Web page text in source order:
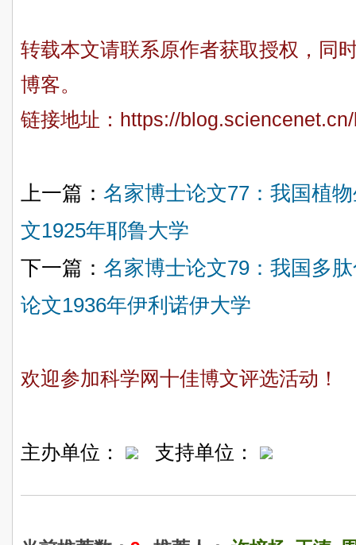
转载本文请联系原作者获取授权，同
博客。
链接地址： https://
上一篇： 名家博士论文77：我国植
文1925年耶鲁大学
下一篇： 名家博士论文79：我国多
论文1936年伊利诺伊大学
欢迎参加科学网十佳博文评选活动！
主办单位： 支持单位：